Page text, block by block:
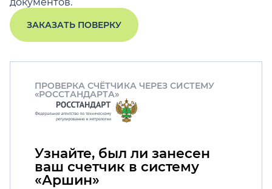
ЗАКАЗАТЬ ПОВЕРКУ
ПРОВЕРКА СЧЁТЧИКА ЧЕРЕЗ СИСТЕМУ
«РОССТАНДАРТА»
Узнайте, был ли занесен
ваш счетчик в систему
«Аршин»